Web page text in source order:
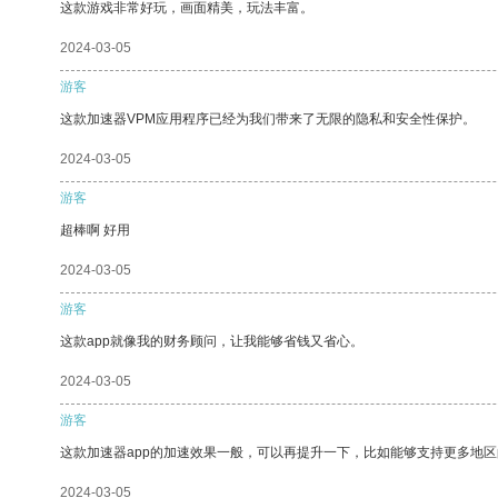
这款游戏非常好玩，画面精美，玩法丰富。
2024-03-05
游客
这款加速器VPM应用程序已经为我们带来了无限的隐私和安全性保护。
2024-03-05
游客
超棒啊 好用
2024-03-05
游客
这款app就像我的财务顾问，让我能够省钱又省心。
2024-03-05
游客
这款加速器app的加速效果一般，可以再提升一下，比如能够支持更多地区
2024-03-05